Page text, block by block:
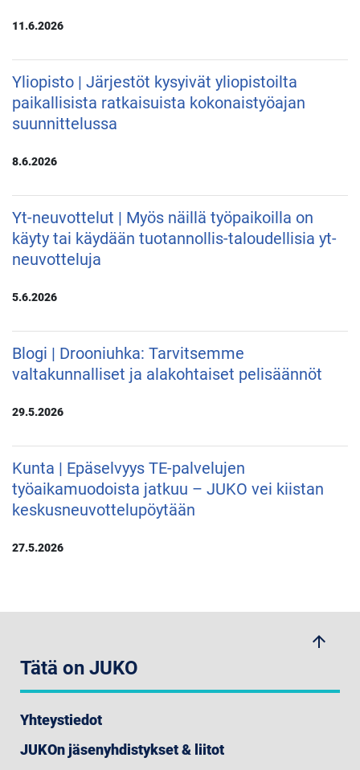
11.6.2026
Yliopisto | Järjestöt kysyivät yliopistoilta
paikallisista ratkaisuista kokonaistyöajan
suunnittelussa
8.6.2026
Yt-neuvottelut | Myös näillä työpaikoilla on
käyty tai käydään tuotannollis-taloudellisia yt-
neuvotteluja
5.6.2026
Blogi | Drooniuhka: Tarvitsemme
valtakunnalliset ja alakohtaiset pelisäännöt
29.5.2026
Kunta | Epäselvyys TE-palvelujen
työaikamuodoista jatkuu – JUKO vei kiistan
keskusneuvottelupöytään
27.5.2026
arrow_upwards
Tätä on JUKO
Yhteystiedot
JUKOn jäsenyhdistykset & liitot